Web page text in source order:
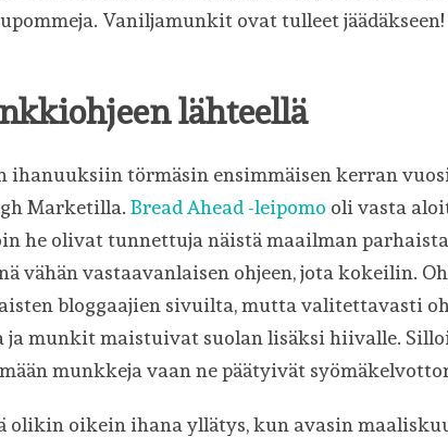
Vaniljamunkit ovat tulleet jäädäkseen!
lähteellä
ihanuuksiin törmäsin ensimmäisen kerran
Marketilla. Bread Ahead -leipomo oli vasta
he olivat tunnettuja näistä maailman
vähän vastaavanlaisen ohjeen, jota kokeilin.
bloggaajien sivuilta, mutta valitettavasti
ja munkit maistuivat suolan lisäksi hiivalle.
munkkeja vaan ne päätyivät
olikin oikein ihana yllätys, kun avasin